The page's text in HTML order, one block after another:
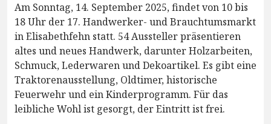
Am Sonntag, 14. September 2025, findet von 10 bis
18 Uhr der 17. Handwerker- und Brauchtumsmarkt
in Elisabethfehn statt. 54 Aussteller präsentieren
altes und neues Handwerk, darunter Holzarbeiten,
Schmuck, Lederwaren und Dekoartikel. Es gibt eine
Traktorenausstellung, Oldtimer, historische
Feuerwehr und ein Kinderprogramm. Für das
leibliche Wohl ist gesorgt, der Eintritt ist frei.